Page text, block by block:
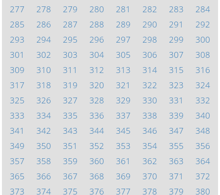
277
278 279 280 281 282 283
284
285
286 287 288 289 290 291
292
293
294 295 296 297 298 299
300
301
302 303 304 305 306 307
308
309
310 311 312 313 314 315
316
317
318 319 320 321 322 323
324
325
326 327 328 329 330 331
332
333
334 335 336 337 338 339
340
341
342 343 344 345 346 347
348
349
350 351 352 353 354 355
356
357
358 359 360 361 362 363
364
365
366 367 368 369 370 371
372
373
374 375 376 377 378 379 380